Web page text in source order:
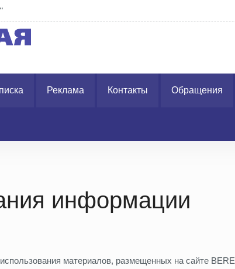
14 электронных ярмарок вакансий
Реклама Контакты Обращения
информации
материалов, размещенных на сайте